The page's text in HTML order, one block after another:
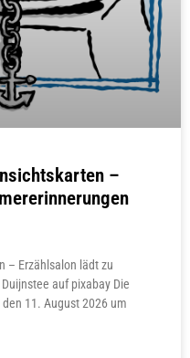
–
– Erzählsalon lädt zu
auf pixabay Die
11. August 2026 um